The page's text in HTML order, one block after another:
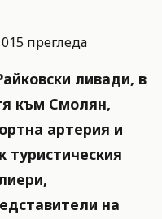
прегледа
ливади, в
към Смолян,
артерия и
туристическия
на